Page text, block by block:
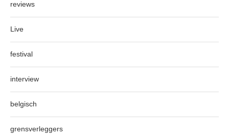
reviews
Live
festival
interview
belgisch
grensverleggers